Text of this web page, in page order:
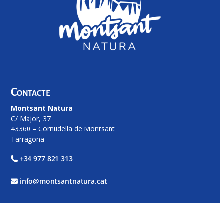
Contacte
Montsant Natura
C/ Major, 37
43360 – Cornudella de Montsant
Tarragona
+34 977 821 313
info@montsantnatura.cat